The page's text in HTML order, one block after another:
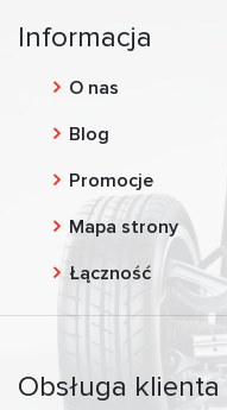
Informacja
O nas
Blog
Promocje
Mapa strony
Łączność
Obsługa klienta